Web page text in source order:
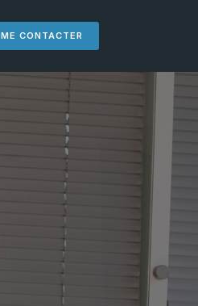
ME CONTACTER